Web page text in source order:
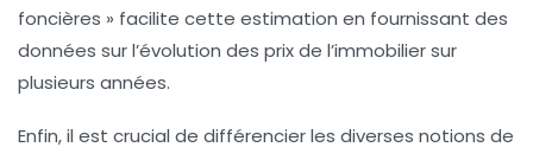
foncières » facilite cette estimation en fournissant des
données sur l’évolution des prix de l’immobilier sur
plusieurs années.
Enfin, il est crucial de différencier les diverses notions de